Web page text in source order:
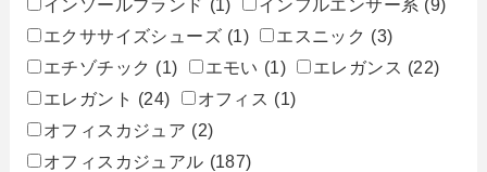
インソールブランド (1) インフルエンサー系 (9)
エクササイズシューズ (1) エスニック (3)
エチゾチック (1) エモい (1) エレガンス (22)
エレガント (24) オフィス (1)
オフィスカジュア (2)
オフィスカジュアル (187)